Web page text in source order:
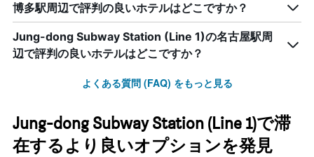
博多駅周辺で評判の良いホテルはどこですか？
Jung-dong Subway Station (Line 1)の名古屋駅周
辺で評判の良いホテルはどこですか？
よくある質問 (FAQ) をもっと見る
Jung-dong Subway Station (Line 1)で滞
在するより良いオプションを発見